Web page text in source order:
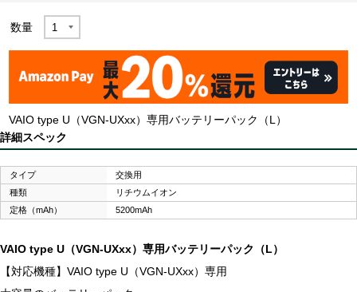
数量
VAIO type U（VGN-UXxx）専用バッテリーパック（L）
詳細スペック
タイプ
交換用
種類
リチウムイオン
定格（mAh）
5200mAh
VAIO type U（VGN-UXxx）専用バッテリーパック（L）
【対応機種】VAIO type U（VGN-UXxx）専用